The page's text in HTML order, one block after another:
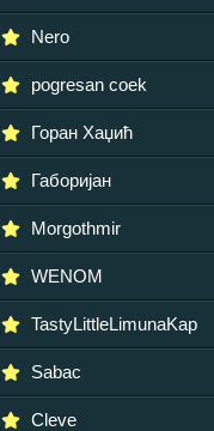
Nero
pogresan coek
Горан Хаџић
Габоријан
Morgothmir
WENOM
TastyLittleLimunaKap
Sabac
Cleve